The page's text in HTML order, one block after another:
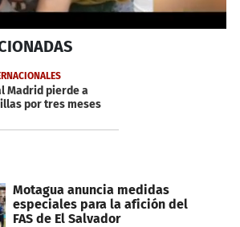
Madrid pierde a
por tres meses
Motagua anuncia medidas
especiales para la afición del
FAS de El Salvador